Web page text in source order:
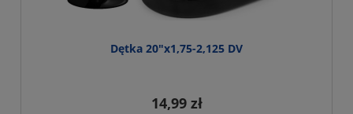
Dętka 20"x1,75-2,125 DV
14,99 zł